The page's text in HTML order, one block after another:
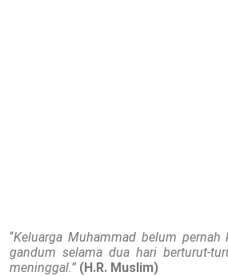
“Keluarga Muhammad belum pernah
gandum selama dua hari berturut-
meninggal.” (H.R. Muslim)